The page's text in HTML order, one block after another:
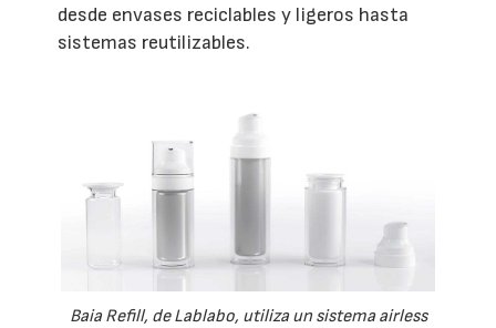
desde envases reciclables y ligeros hasta
sistemas reutilizables.
Baia Refill, de Lablabo, utiliza un sistema airless